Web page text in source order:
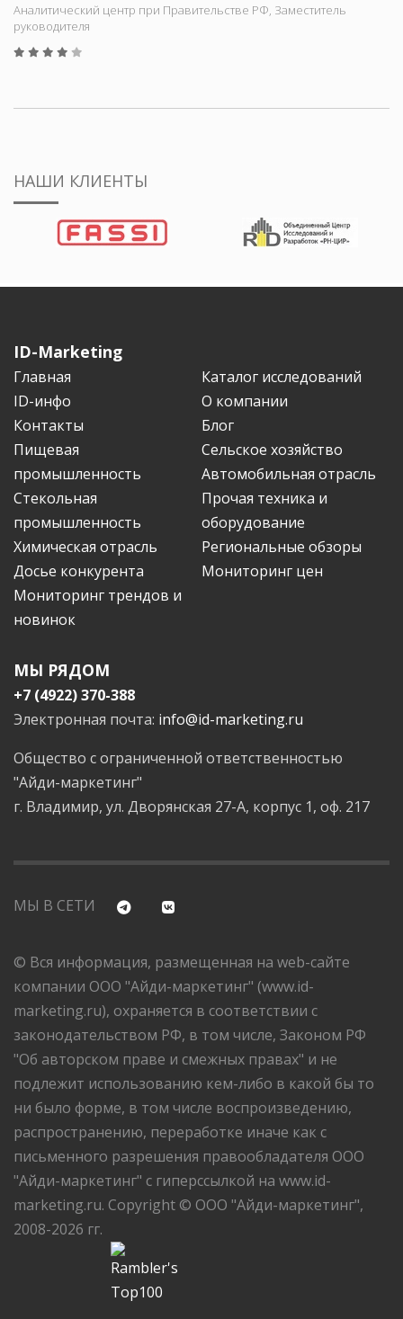
Аналитический центр при Правительстве РФ, Заместитель
руководителя
НАШИ КЛИЕНТЫ
ID-Marketing
Главная
Каталог исследований
ID-инфо
О компании
Контакты
Блог
Пищевая
промышленность
Сельское хозяйство
Автомобильная отрасль
Стекольная
промышленность
Прочая техника и
оборудование
Химическая отрасль
Региональные обзоры
Досье конкурента
Мониторинг цен
Мониторинг трендов и
новинок
МЫ РЯДОМ
+7 (4922) 370-388
Электронная почта: info@id-marketing.ru
Общество с ограниченной ответственностью
"Айди-маркетинг"
г. Владимир, ул. Дворянская 27-А, корпус 1, оф. 217
МЫ В СЕТИ
© Вся информация, размещенная на web-сайте
компании ООО "Айди-маркетинг" (www.id-
marketing.ru), охраняется в соответствии с
законодательством РФ, в том числе, Законом РФ
"Об авторском праве и смежных правах" и не
подлежит использованию кем-либо в какой бы то
ни было форме, в том числе воспроизведению,
распространению, переработке иначе как с
письменного разрешения правообладателя ООО
"Айди-маркетинг" с гиперссылкой на www.id-
marketing.ru. Copyright © ООО "Айди-маркетинг",
2008-2026 гг.